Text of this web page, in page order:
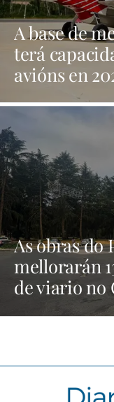
A base de
terá
avións en
As obras do
mellorarán
de viario no